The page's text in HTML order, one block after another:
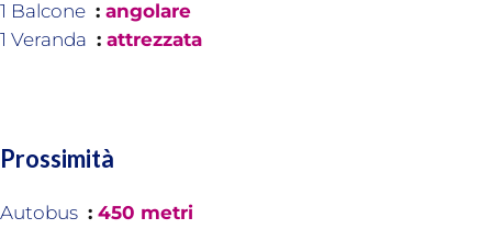
1 Balcone
angolare
1 Veranda
attrezzata
Prossimità
Autobus
450 metri